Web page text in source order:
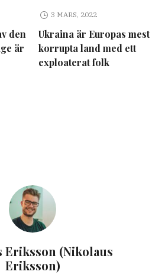
den
är
3 MARS, 2022
Ukraina är Europas mest
korrupta land med ett
exploaterat folk
Eriksson (Nikolaus
Eriksson)